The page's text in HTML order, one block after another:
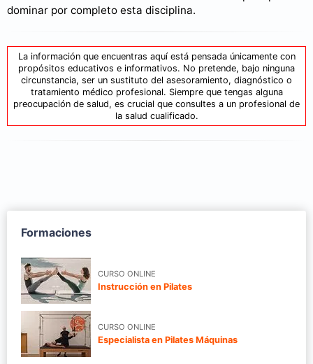
dominar por completo esta disciplina.
La información que encuentras aquí está pensada únicamente con
propósitos educativos e informativos. No pretende, bajo ninguna
circunstancia, ser un sustituto del asesoramiento, diagnóstico o
tratamiento médico profesional. Siempre que tengas alguna
preocupación de salud, es crucial que consultes a un profesional de
la salud cualificado.
Formaciones
CURSO ONLINE
Instrucción en Pilates
CURSO ONLINE
Especialista en Pilates Máquinas